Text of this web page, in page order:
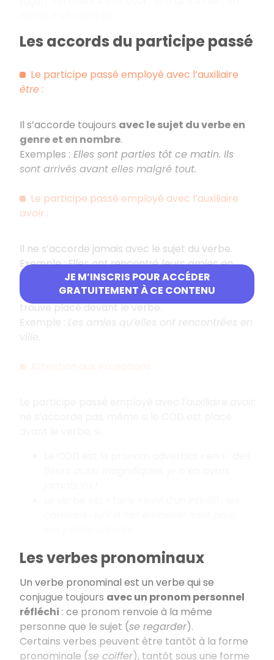
JE M’INSCRIS POUR ACCÉDER
GRATUITEMENT À CE CONTENU
Les accords du participe passé
Le participe passé employé avec l’auxiliaire
être :
Il s’accorde toujours avec le sujet du verbe en
genre et en nombre.
Exemples : Elles sont parties tôt ce matin. Ils
sont arrivés avant elles malgré tout.
Le participe passé employé avec l’auxiliaire
avoir :
Il ne s’accorde jamais avec le sujet du verbe.
Exemple :Elles ont rencontré leurs amies en
ville.
Il s’accorde avec le COD du verbe si celui-ci se
trouve placé devant le verbe.
Exemple : Les amies qu’elles ont rencontrées en
Les verbes pronominaux
Un verbe pronominal est un verbe qui se
conjugue toujours avec un pronom personnel
réfléchi : ce pronom renvoie à la même
personne que le sujet (se regarder).
Certains verbes peuvent être tantôt à la forme
pronominale (se coiffer), tantôt sous une forme